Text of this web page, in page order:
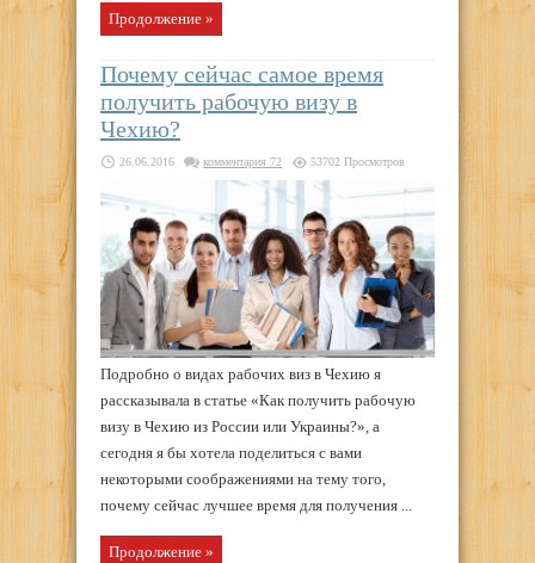
Продолжение »
Почему сейчас самое время
получить рабочую визу в
Чехию?
26.06.2016 комментария 72 53702 Просмотров
Подробно о видах рабочих виз в Чехию я
рассказывала в статье «Как получить рабочую
визу в Чехию из России или Украины?», а
сегодня я бы хотела поделиться с вами
некоторыми соображениями на тему того,
почему сейчас лучшее время для получения ...
Продолжение »